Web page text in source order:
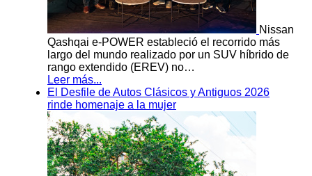
Nissan
Qashqai e-POWER estableció el recorrido más
largo del mundo realizado por un SUV híbrido de
rango extendido (EREV) no…
Leer más...
El Desfile de Autos Clásicos y Antiguos 2026
rinde homenaje a la mujer